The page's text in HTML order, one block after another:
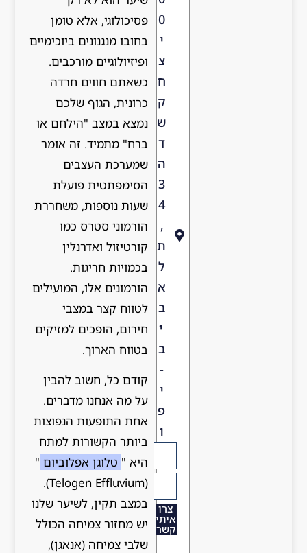
0
י
צ
ח
ק
ש
ד
ה
3
4
,
ת
ל
א
ב
י
ב
-
י
פ
ו
צרו
איתי
קשר
פסיכולוגי, אלא טומן
בחובו מנגנונים ביוכימיים
ופיזיולוגיים מורכבים.
כשאתם חווים חרדה
כרונית, הגוף שלכם
נמצא במצב "הילחם או
ברח" מתמיד. זה אומר
שמערכת העצבים
הסימפתטית פועלת
שעות נוספות, משחררת
הורמוני סטרס כמו
קורטיזול ואדרנלין
בכמויות חריגות.
הורמונים אלו, המועילים
לטווח קצר במצבי
חירום, הופכים למזיקים
בטווח הארוך.
קודם כל, חשוב להבין
על מה אנחנו מדברים.
אחת התופעות הנפוצות
ביותר הקשורות למתח
היא " טלוגן אפלוביום "
(Telogen Effluvium).
במצב תקין, לשיער שלנו
יש מחזור צמיחה הכולל
שלבי צמיחה (אנאגן),